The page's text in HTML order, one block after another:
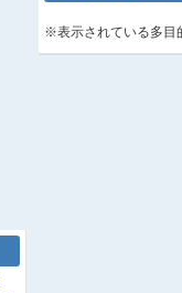
※表示されている多目